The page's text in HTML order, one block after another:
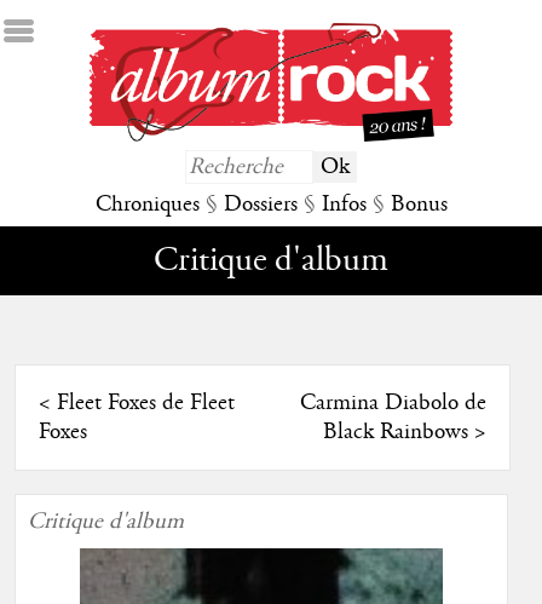
Chroniques § Dossiers § Infos § Bonus
Critique d'album
< Fleet Foxes de Fleet
Foxes
Carmina Diabolo de
Black Rainbows>
Critique d'album